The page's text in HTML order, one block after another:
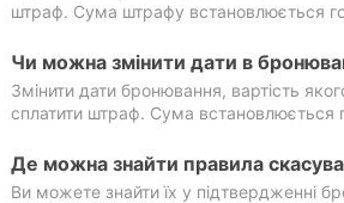
штраф. Сума штрафу встановлюється
Чи можна змінити дати в
Змінити дати бронювання, вартість
сплатити штраф. Сума встановлюється
Де можна знайти правила
Ви можете знайти їх у підтвердженні